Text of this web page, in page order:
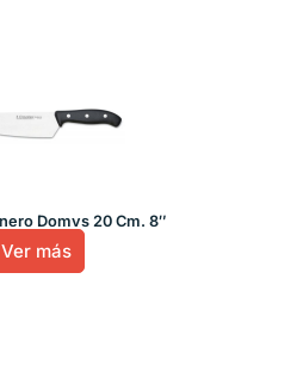
Domvs 20 Cm. 8″
Ver más